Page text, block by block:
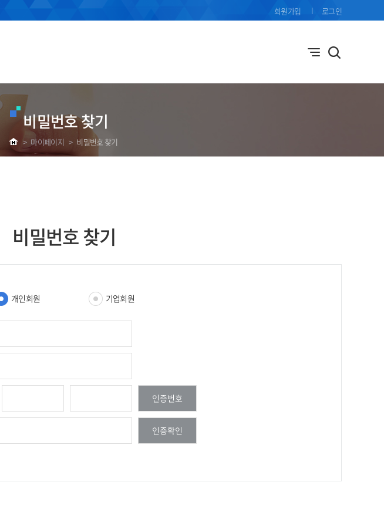
회원가입 로그인
비밀번호 찾기
> 마이페이지 > 비밀번호 찾기
비밀번호 찾기
개인회원 기업회원
인증번호
인증확인